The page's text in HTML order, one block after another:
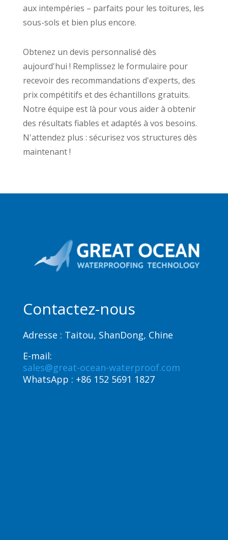
aux intempéries – parfaits pour les toitures, les
sous-sols et bien plus encore.
Obtenez un devis personnalisé dès
aujourd'hui ! Remplissez le formulaire pour
recevoir des recommandations d'experts, des
prix compétitifs et des échantillons gratuits.
Notre équipe est là pour vous aider à obtenir
des résultats fiables et adaptés à vos besoins.
N'attendez plus : sécurisez vos structures dès
maintenant !
Contactez-nous
Adresse : Taitou, ShanDong, Chine
E-mail:
sales@great-ocean-waterproof.com
WhatsApp : +86 152 5691 1827
Spanish (Spain)
Turkish
Arabic
Belarusian
Malay
Azerbaijani
Cebuano
Czech
Welsh
Danish
Dzongkha
Basque
Icelandic